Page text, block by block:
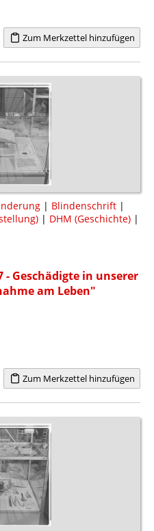
Zum Merkzettel hinzufügen
| Blindenschrift |
| DHM (Geschichte) |
Geschädigte in unserer
am Leben"
Zum Merkzettel hinzufügen